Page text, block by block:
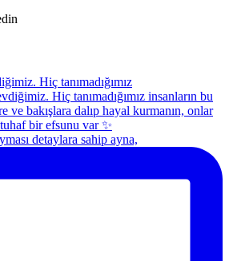
Hiç tanımadığımız
detaylara sahip ayna,